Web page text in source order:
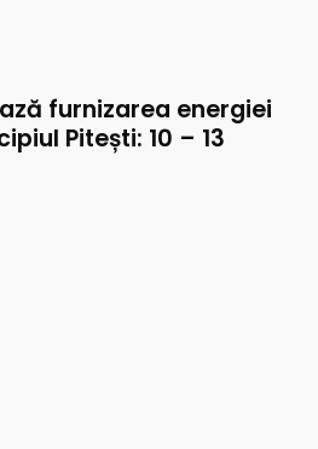
furnizarea energiei
Pitești: 10 – 13